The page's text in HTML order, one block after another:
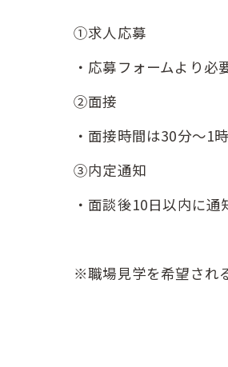
①求人応募
・応募フォームより必
②面接
・面接時間は30分〜1
③内定通知
・面談後10日以内に通
※職場見学を希望され